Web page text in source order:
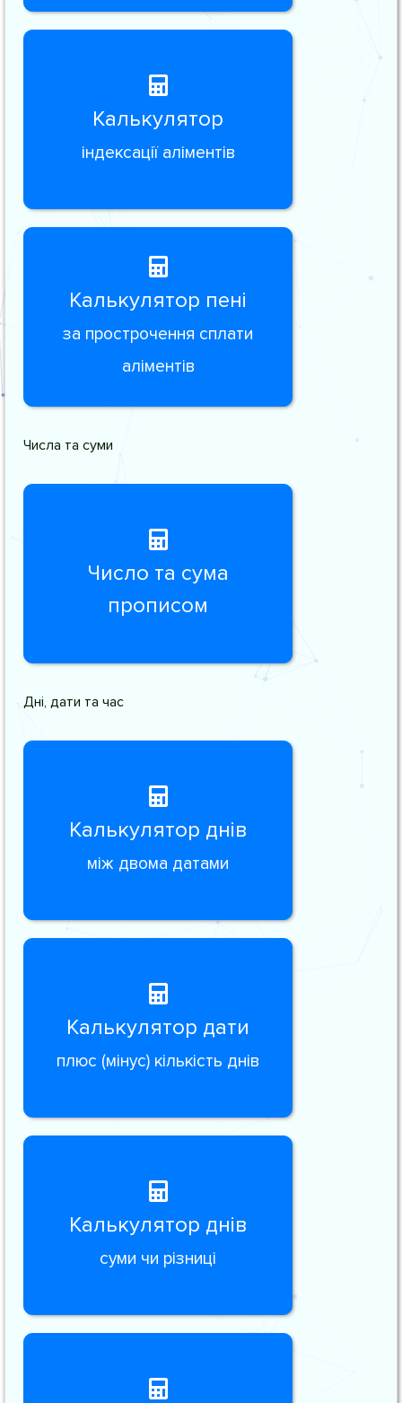
Калькулятор
індексації аліментів
Калькулятор пені
за прострочення сплати
аліментів
Числа та суми
Число та сума
прописом
Дні, дати та час
Калькулятор днів
між двома датами
Калькулятор дати
плюс (мінус) кількість днів
Калькулятор днів
суми чи різниці